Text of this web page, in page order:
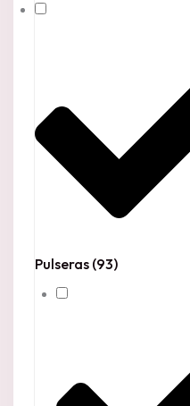
Pulseras (93)